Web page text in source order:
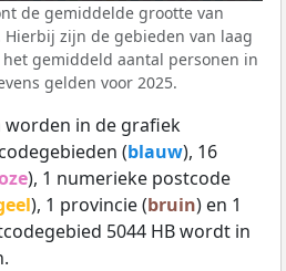
de gemiddelde grootte van
zijn de gebieden van laag
gemiddeld aantal personen in
gelden voor 2025.
worden in de grafiek
(blauw), 16
), 1 numerieke postcode
), 1 provincie (bruin) en 1
5044 HB wordt in